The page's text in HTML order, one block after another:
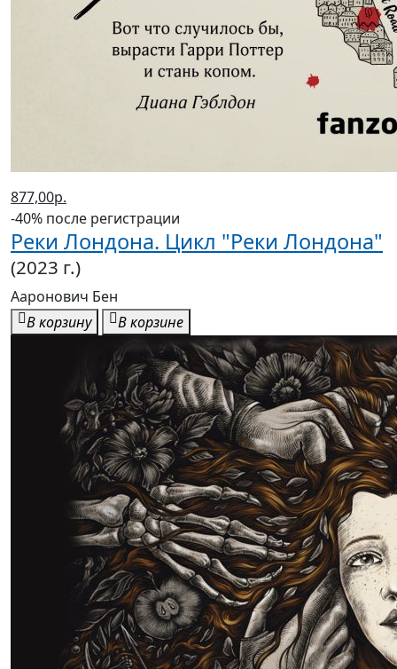
877,00р.
-40% после регистрации
Реки Лондона. Цикл "Реки Лондона"
(2023 г.)
Ааронович Бен
В корзину
В корзине